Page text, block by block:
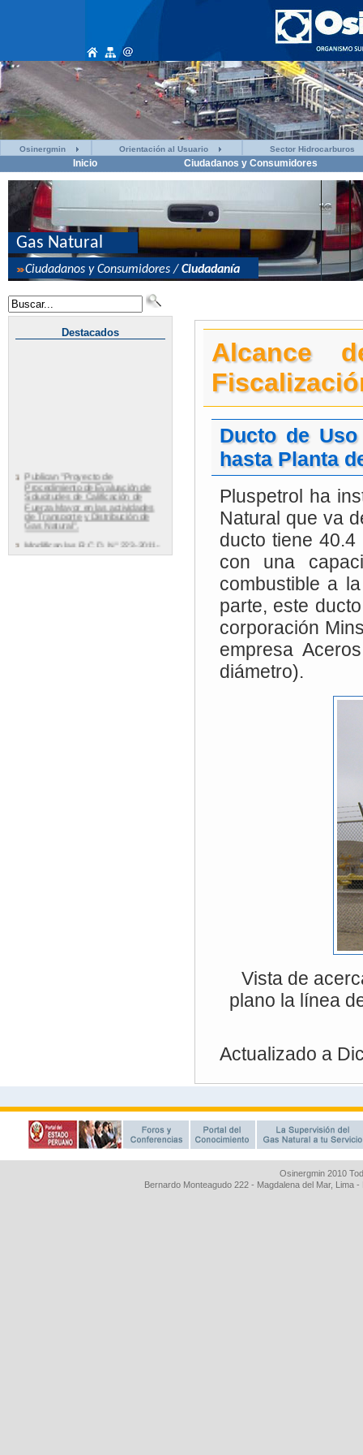
Osinergmin Orientación al Usuario Sector Hidrocarburos
Inicio Ciudadanos y Consumidores
Osinergmin 2010
Bernardo Monteagudo 222 - Magdalena del Mar, Lima